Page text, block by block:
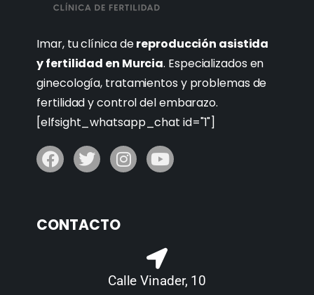
Imar, tu clínica dereproducción asistida
y fertilidad en Murcia. Especializados en
ginecología, tratamientos y problemas de
fertilidad y control del embarazo.
[elfsight_whatsapp_chat id="1"]
CONTACTO
Calle Vinader, 10